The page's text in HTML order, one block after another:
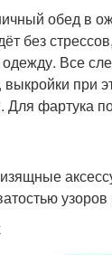
Фартук для
Фартук без
Фартук из
обед в
без
Все
при
Для фартука